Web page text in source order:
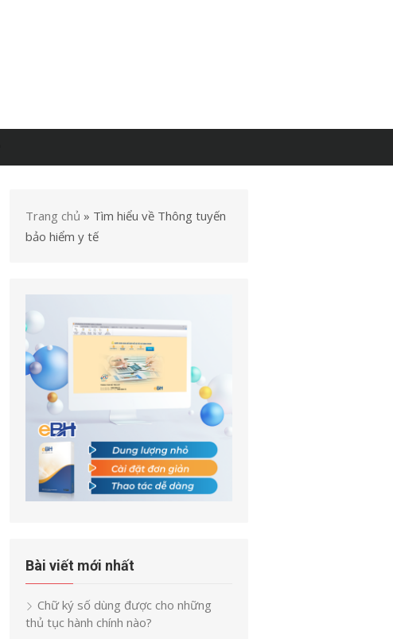
Trang chủ » Tìm hiểu về Thông tuyến
bảo hiểm y tế
Bài viết mới nhất
Chữ ký số dùng được cho những
thủ tục hành chính nào?